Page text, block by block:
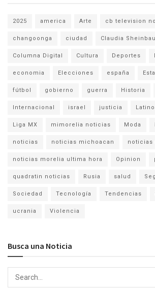
2025 america Arte cb television
changoonga ciudad Claudia
Columna Digital Cultura Deportes
economia Elecciones españa
fútbol gobierno guerra Historia
Internacional israel justicia
Liga MX mimorelia noticias Moda
noticias noticias michoacan noticias
noticias morelia ultima hora Opinion
quadratin noticias Rusia salud
Sociedad Tecnología Tendencias
ucrania Violencia
Busca una Noticia